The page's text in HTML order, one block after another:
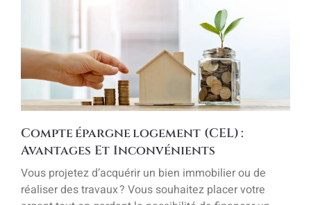
Compte Épargne Logement (CEL) :
Avantages Et Inconvénients
Vous projetez d’acquérir un bien immobilier ou de
réaliser des travaux ? Vous souhaitez placer votre